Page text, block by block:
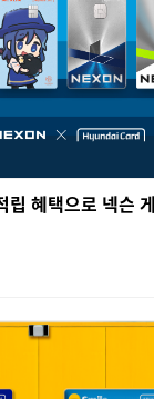
혜택으로 넥슨